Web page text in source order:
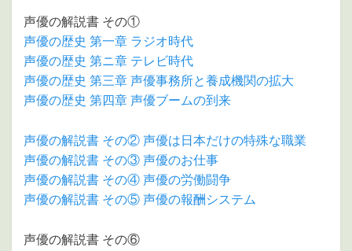
声優の解説書 その①
声優の歴史 第一章 ラジオ時代
声優の歴史 第ニ章 テレビ時代
声優の歴史 第三章 声優事務所と養成機関の拡大
声優の歴史 第四章 声優ブームの到来
声優の解説書 その② 声優は日本だけの特殊な職業
声優の解説書 その③ 声優のお仕事
声優の解説書 その④ 声優の労働闘争
声優の解説書 その⑤ 声優の報酬システム
声優の解説書 その⑥